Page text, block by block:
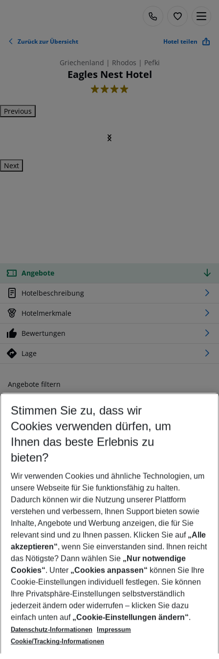
Zurück zur Übersicht Hotel teilen
Griechenland | Rhodos | Pefki
Eagles Nest Hotel
4
Previous
Next
Angebote
Hotelbeschreibung
Hotelmerkmale
Bewertungen
Lage
Angebote filtern
Ändern Sie Ihre Kriterien nach Ihren Wünschen
Abflughafen wählen
Beliebiger Abflughafen
Reisezeitraum wählen
08.08.26– 06.08.27 5-8 Nächte
2 Erwachsene Keine Kinder
Mehr Filter anzeigen
Footer
Footer navigation
Über uns
AGB
Cookie-Einstellungen ändern
Cookie-Richtlinie
Datenschutz
Service & Hilfe
Barrierefreies Reisen
Check-in
Folgen Sie uns
Stimmen Sie zu, dass wir
Cookies verwenden dürfen, um
Ihnen das beste Erlebnis zu
bieten?
Wir verwenden Cookies und ähnliche Technologien, um
unsere Webseite für Sie funktionsfähig zu halten.
Dadurch können wir die Nutzung unserer Plattform
verstehen und verbessern, Ihnen Support bieten sowie
Inhalte, Angebote und Werbung anzeigen, die für Sie
relevant sind und zu Ihnen passen. Klicken Sie auf „Alle
akzeptieren“, wenn Sie einverstanden sind. Ihnen reicht
das Nötigste? Dann wählen Sie „Nur notwendige
Cookies“. Unter „Cookies anpassen“ können Sie Ihre
Cookie-Einstellungen individuell festlegen. Sie können
Ihre Privatsphäre-Einstellungen selbstverständlich
jederzeit ändern oder widerrufen – klicken Sie dazu
einfach unten auf „Cookie-Einstellungen ändern“.
Datenschutz-Informationen
Impressum
Cookie/Tracking-Informationen